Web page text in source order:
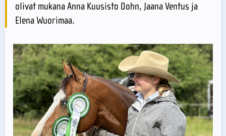
olivat mukana Anna Kuusisto Dohn, Jaana Ventus ja
Elena Wuorimaa.